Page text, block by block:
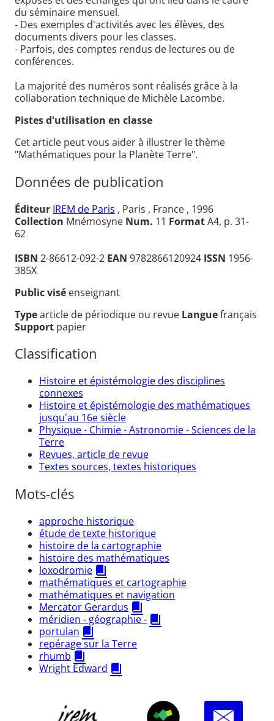
du séminaire mensuel.
- Des exemples d'activités avec les élèves, des
documents divers pour les classes.
- Parfois, des comptes rendus de lectures ou de
conférences.
La majorité des numéros sont réalisés grâce à la
collaboration technique de Michèle Lacombe.
Pistes d'utilisation en classe
Cet article peut vous aider à illustrer le thème
"Mathématiques pour la Planète Terre".
Données de publication
Éditeur IREM de Paris , Paris , France , 1996
Collection Mnémosyne Num. 11 FormatA4, p. 31-
62
ISBN 2-86612-092-2 EAN 9782866120924 ISSN 1956-
385X
Public visé enseignant
Typearticle de périodique ou revue Languefrançais
Support papier
Classification
Histoire et épistémologie des disciplines
connexes
Histoire et épistémologie des mathématiques
jusqu'au 16e siècle
Physique - Chimie - Astronomie - Sciences de la
Terre
Revues, article de revue
Textes sources, textes historiques
Mots-clés
approche historique
étude de texte historique
histoire de la cartographie
histoire des mathématiques
loxodromie
mathématiques et cartographie
mathématiques et navigation
Mercator Gerardus
méridien - géographie -
portulan
repérage sur la Terre
rhumb
Wright Edward